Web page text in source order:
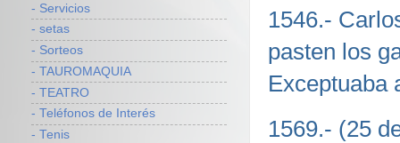
1546.-
pasten los
Exceptuaba
1569.- (25
- Servicios
- setas
- Sorteos
- TAUROMAQUIA
- TEATRO
- Teléfonos de Interés
- Tenis